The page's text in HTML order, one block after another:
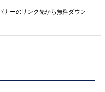
ナーのリンク先から無料ダウン